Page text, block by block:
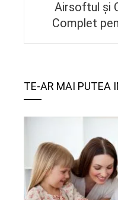
Airsoftul și
Complet
TE-AR MAI PUTEA